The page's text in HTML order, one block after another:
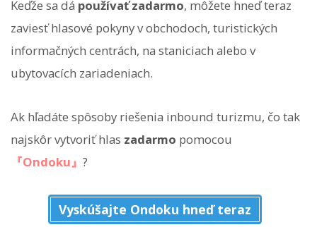
Keďže sa dá používať zadarmo, môžete hneď teraz
zaviesť hlasové pokyny v obchodoch, turistických
informačných centrách, na staniciach alebo v
ubytovacích zariadeniach.
Ak hľadáte spôsoby riešenia inbound turizmu, čo tak
najskôr vytvoriť hlas zadarmo pomocou
『Ondoku』 ?
Vyskúšajte Ondoku hneď teraz